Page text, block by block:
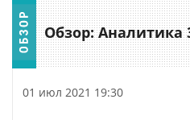
Обзор: Аналитика
01 июл 2021 19:30